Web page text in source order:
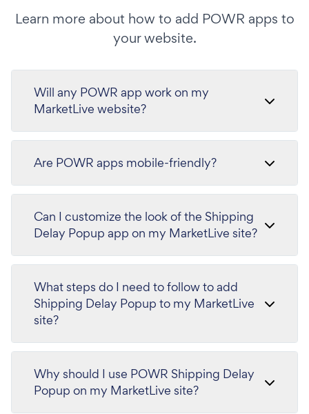
Learn more about how to add POWR apps to
your website.
Will any POWR app work on my
MarketLive website?
Are POWR apps mobile-friendly?
Can I customize the look of the Shipping
Delay Popup app on my MarketLive site?
What steps do I need to follow to add
Shipping Delay Popup to my MarketLive
site?
Why should I use POWR Shipping Delay
Popup on my MarketLive site?